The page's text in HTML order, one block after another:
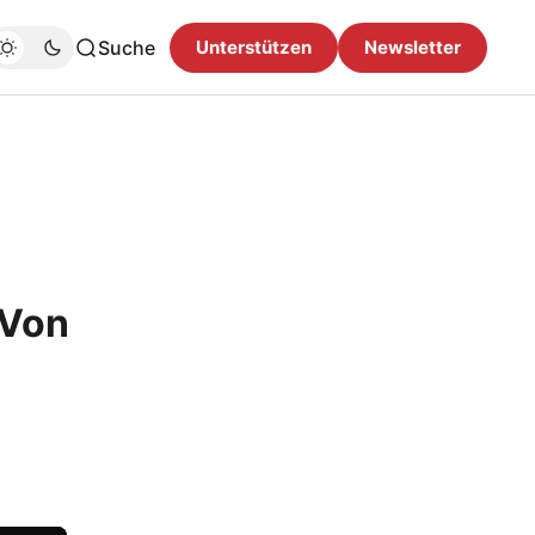
Suche Unterstützen Newsletter